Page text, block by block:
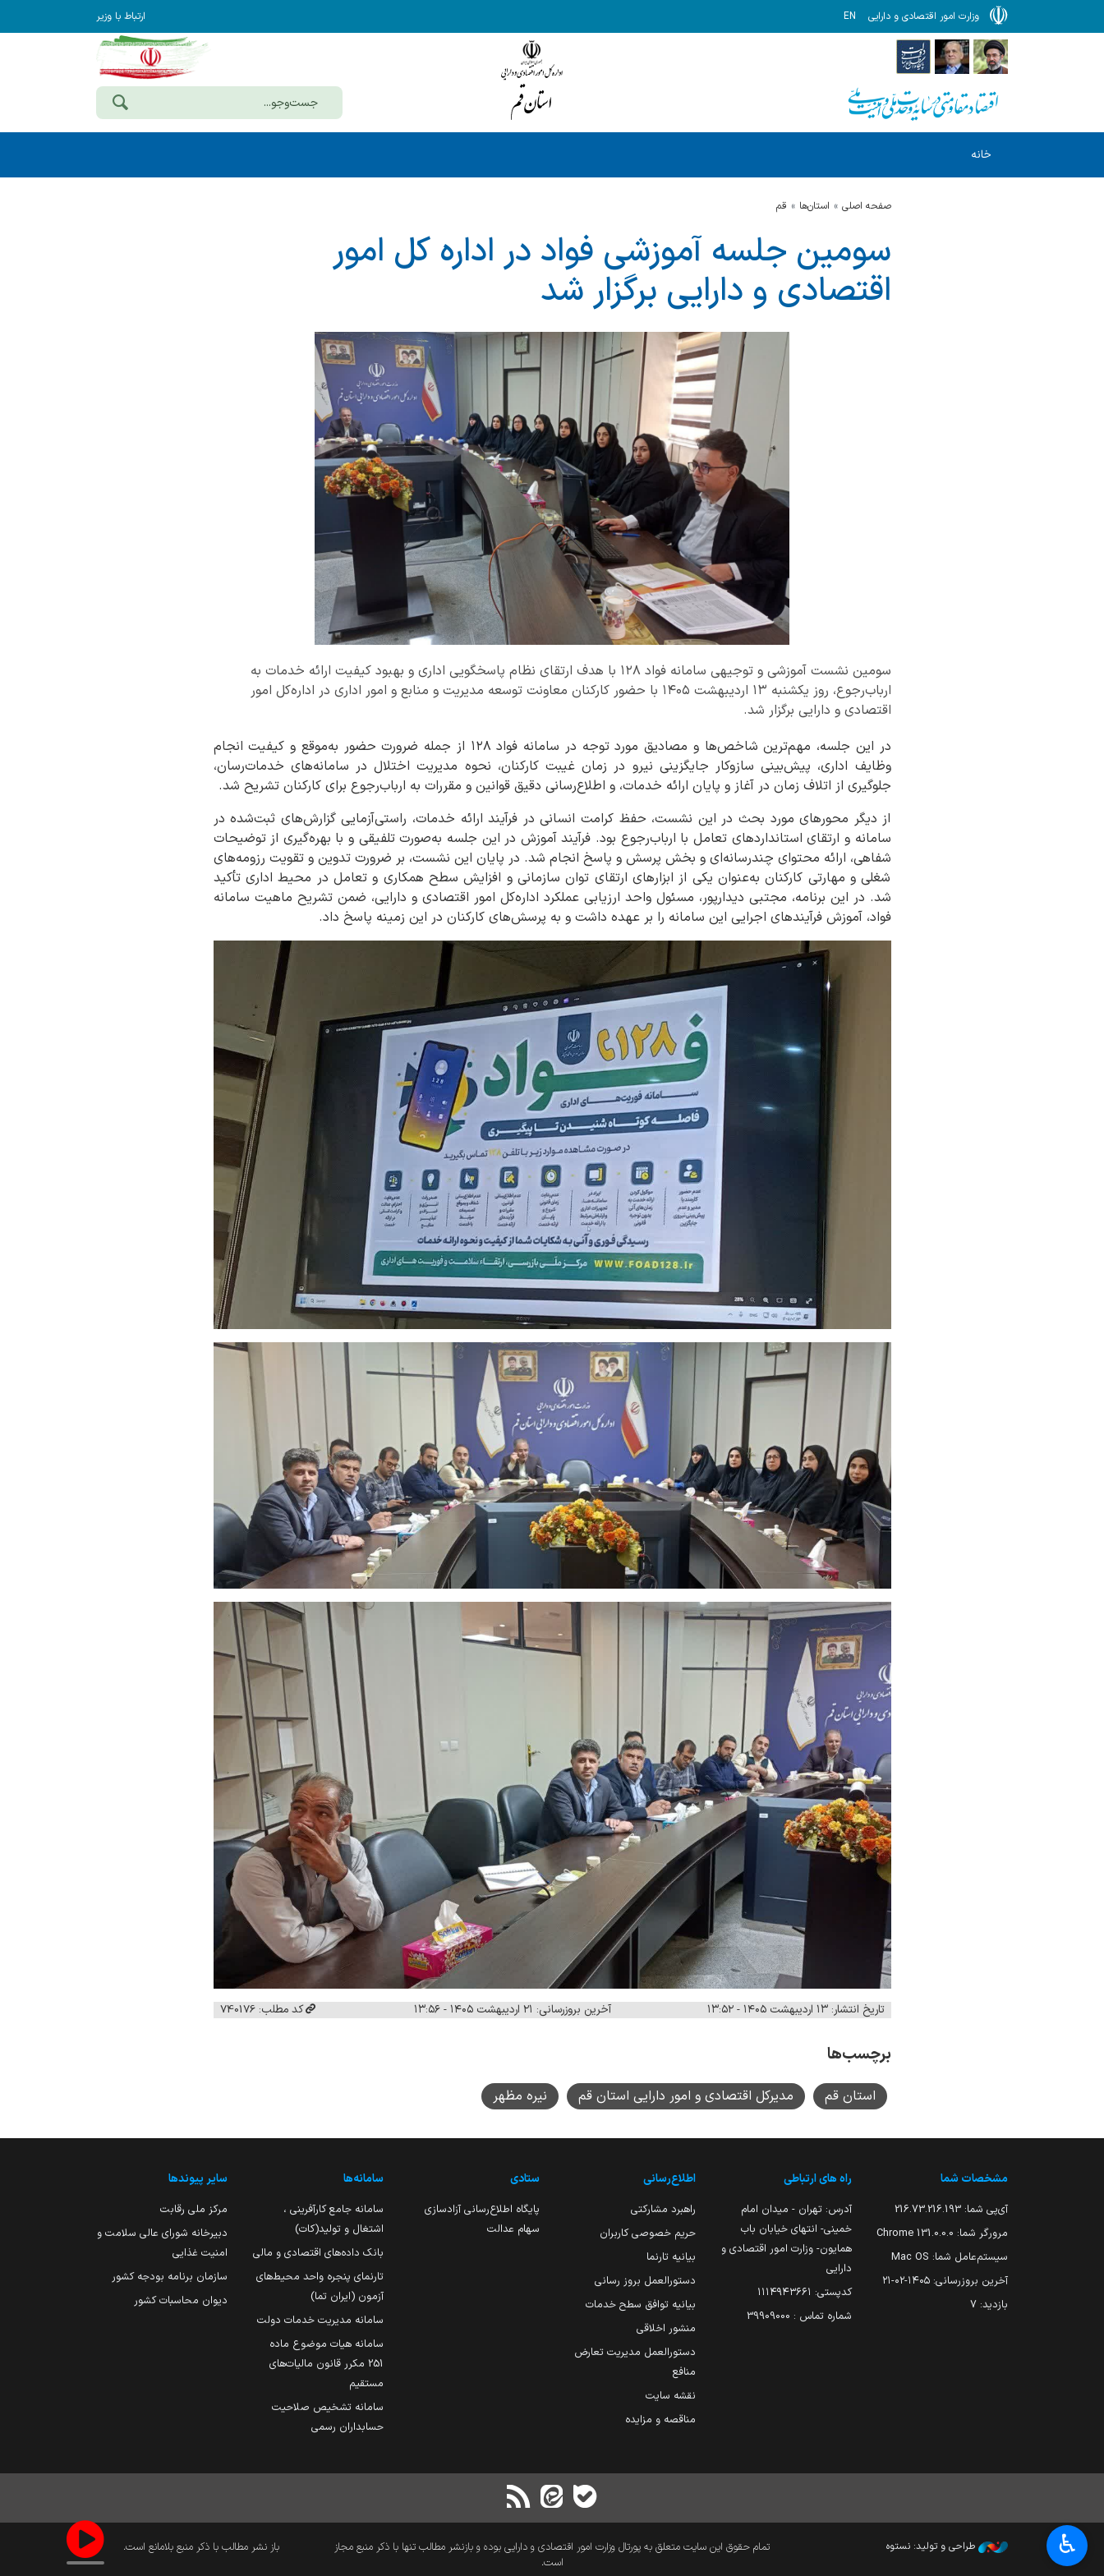
وزارت امور اقتصادی و دارایی EN ارتباط با وزیر
خانه
صفحه اصلی استان‌ها قم
سومین جلسه آموزشی فواد در اداره کل امور
اقتصادی و دارایی برگزار شد
سومین نشست آموزشی و توجیهی سامانه فواد ۱۲۸ با هدف ارتقای نظام پاسخگویی اداری و بهبود کیفیت ارائه خدمات به
ارباب‌رجوع، روز یکشنبه ۱۳ اردیبهشت ۱۴۰۵ با حضور کارکنان معاونت‌ توسعه مدیریت و منابع و امور اداری در اداره‌کل امور
اقتصادی و دارایی برگزار شد.
در این جلسه، مهم‌ترین شاخص‌ها و مصادیق مورد توجه در سامانه فواد ۱۲۸ از جمله ضرورت حضور به‌موقع و کیفیت انجام
وظایف اداری، پیش‌بینی سازوکار جایگزینی نیرو در زمان غیبت کارکنان، نحوه مدیریت اختلال در سامانه‌های خدمات‌رسان،
جلوگیری از اتلاف زمان در آغاز و پایان ارائه خدمات، و اطلاع‌رسانی دقیق قوانین و مقررات به ارباب‌رجوع برای کارکنان تشریح شد.
از دیگر محورهای مورد بحث در این نشست، حفظ کرامت انسانی در فرآیند ارائه خدمات، راستی‌آزمایی گزارش‌های ثبت‌شده در
سامانه و ارتقای استانداردهای تعامل با ارباب‌رجوع بود. فرآیند آموزش در این جلسه به‌صورت تلفیقی و با بهره‌گیری از توضیحات
شفاهی، ارائه محتوای چندرسانه‌ای و بخش پرسش و پاسخ انجام شد. در پایان این نشست، بر ضرورت تدوین و تقویت رزومه‌های
شغلی و مهارتی کارکنان به‌عنوان یکی از ابزارهای ارتقای توان سازمانی و افزایش سطح همکاری و تعامل در محیط اداری تأکید
شد. در این برنامه، مجتبی دیدارپور، مسئول واحد ارزیابی عملکرد اداره‌کل امور اقتصادی و دارایی، ضمن تشریح ماهیت سامانه
فواد، آموزش فرآیندهای اجرایی این سامانه را بر عهده داشت و به پرسش‌های کارکنان در این زمینه پاسخ داد.
تاریخ انتشار: ۱۳ اردیبهشت ۱۴۰۵ - ۱۳:۵۲ آخرین بروزرسانی: ۲۱ اردیبهشت ۱۴۰۵ - ۱۳:۵۶ کد مطلب: 740176
برچسب‌ها
استان قم مدیرکل اقتصادی و امور دارایی استان قم نیره مظهر
مشخصات شما
آی‌پی شما: 216.73.216.193
مرورگر شما: 131.0.0.0 Chrome
سیستم‌عامل شما: Mac OS
آخرین بروزرسانی: ۱۴۰۵-۰۲-۲۱
بازدید: 7
راه های ارتباطی
آدرس: تهران - میدان امام
خمینی- انتهای خیابان باب
همایون- وزارت امور اقتصادی و
دارایی
کدپستی: ۱۱۱۴۹۴۳۶۶۱
شماره تماس : 39909000
اطلاع‌رسانی
راهبرد مشارکتی
حریم خصوصی کاربران
بیانیه تارنما
دستورالعمل بروز رسانی
بیانیه توافق سطح خدمات
منشور اخلاقی
دستورالعمل مدیریت تعارض
منافع
نقشه سایت
مناقصه و مزایده
ستادی
پایگاه اطلاع‌رسانی آزادسازی
سهام عدالت
سامانه‌ها
سامانه جامع کارآفرینی ،
اشتغال و تولید(کات)
بانک داده‌های اقتصادی و مالی
تارنمای پنجره واحد محیط‌های
آزمون (ایران تما)
سامانه مدیریت خدمات دولت
سامانه هیات موضوع ماده
251 مکرر قانون مالیات‌های
مستقیم
سامانه تشخیص صلاحیت
حسابداران رسمی
سایر پیوندها
مرکز ملی رقابت
دبیرخانه شورای عالی سلامت و
امنیت غذایی
سازمان برنامه بودجه کشور
دیوان محاسبات کشور
طراحی و تولید: نستوه
تمام حقوق این سایت متعلق به پورتال وزارت امور اقتصادی و دارایی بوده و بازنشر مطالب تنها با ذکر منبع مجاز
است.
باز نشر مطالب با ذکر منبع بلامانع است. ♿︎